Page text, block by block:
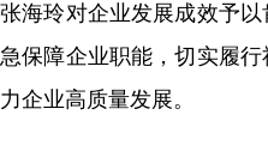
张海玲对企业发展成效予
急保障企业职能，切实履
力企业高质量发展。